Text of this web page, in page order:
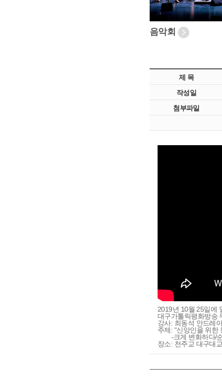
음악회
제 목
작성일
첨부파일
2019년 10월 25일에
대구가톨릭평화방송
강사: 최동석 안드레
주제: "신앙인을 위한
-크게 변화하다/
장소: 천주교 대구대